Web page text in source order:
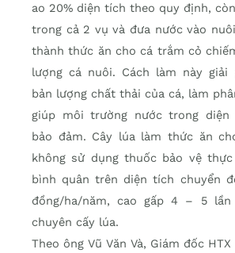
ao 20% diện tích theo quy định,
trong cả 2 vụ và đưa nước vào
thành thức ăn cho cá trắm cỏ
lượng cá nuôi. Cách làm này giải
bản lượng chất thải của cá, làm
giúp môi trường nước trong
bảo đảm. Cây lúa làm thức ăn
không sử dụng thuốc bảo vệ
bình quân trên diện tích chuyển
đồng/ha/năm, cao gấp 4 – 5
chuyên cấy lúa.
Theo ông Vũ Văn Và, Giám đốc